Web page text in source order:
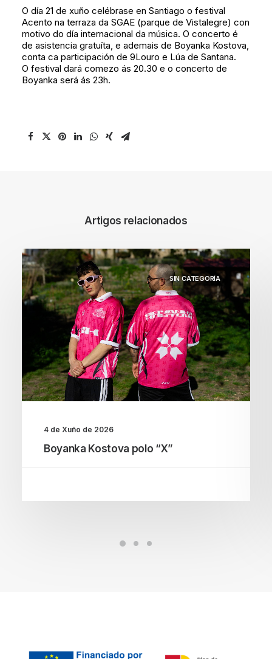
O día 21 de xuño celébrase en Santiago o festival
Acento na terraza da SGAE (parque de Vistalegre) con
motivo do día internacional da música. O concerto é
de asistencia gratuíta, e ademais de Boyanka Kostova,
conta ca participación de 9Louro e Lúa de Santana.
O festival dará comezo ás 20.30 e o concerto de
Boyanka será ás 23h.
Artigos relacionados
SIN CATEGORÍA
4 de Xuño de 2026
Boyanka Kostova polo “X”